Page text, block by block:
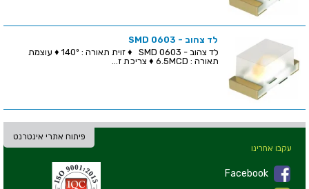
לד צהוב - SMD 0603
לד צהוב - SMD 0603 ♦ זוית תאורה : 140º ♦ עוצמת
תאורה : 6.5MCD ♦ צריכת ז...
פיתוח אתרי אינטרנט
עקבו אחרינו
Facebook